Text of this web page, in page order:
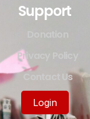
Support
Privacy Policy
Contact Us
Login